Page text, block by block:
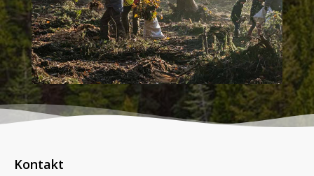
Kontakt